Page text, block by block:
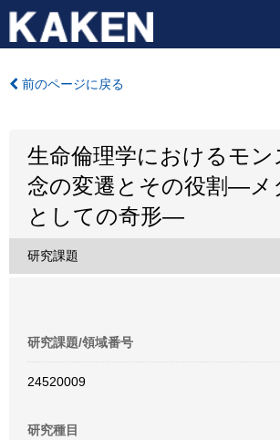
前のページに戻る
生命倫理学におけるモン
念の変遷とその役割―メ
としての奇形―
研究課題
研究課題/領域番号
24520009
研究種目